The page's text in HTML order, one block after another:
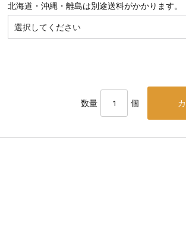
北海道・沖縄・離島は別途送料がかかります。
数量 個